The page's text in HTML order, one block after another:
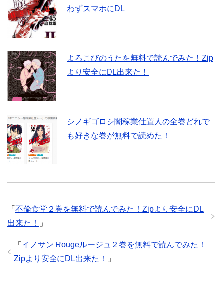
わずスマホにDL
よろこびのうたを無料で読んでみた！Zip
より安全にDL出来た！
シノギゴロシ闇稼業仕置人の全巻どれで
も好きな巻が無料で読めた！
「 不倫食堂２巻を無料で読んでみた！Zipより安全にDL
出来た！
」
「 イノサン Rougeルージュ２巻を無料で読んでみた！
Zipより安全にDL出来た！
」